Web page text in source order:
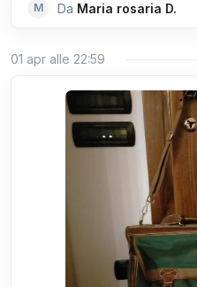
M Da Maria rosaria D.
01 apr alle 22:59